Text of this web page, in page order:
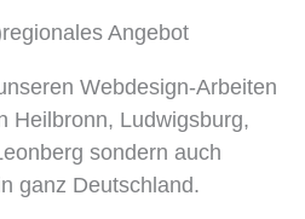
Angebot
Webdesign-Arbeiten
Heilbronn, Ludwigsburg,
sondern auch
ganz Deutschland.